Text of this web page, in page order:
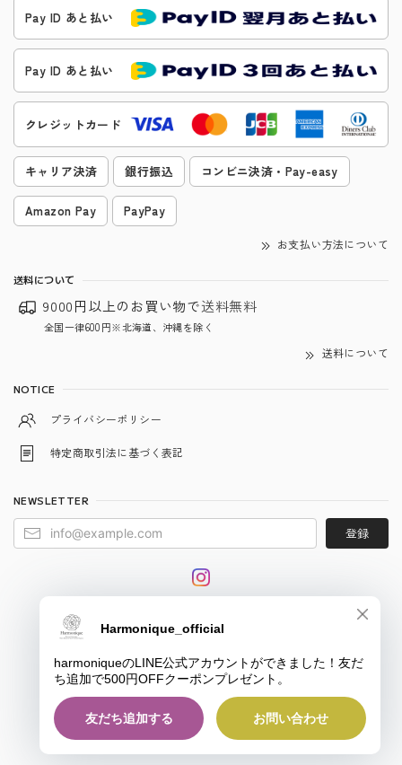
Pay ID あと払い
Pay ID あと払い
クレジットカード
キャリア決済 銀行振込 コンビニ決済・Pay-easy
Amazon Pay PayPay
お支払い方法について
送料について
9000円以上のお買い物で送料無料
全国一律600円※北海道、沖縄を除く
送料について
NOTICE
プライバシーポリシー
特定商取引法に基づく表記
NEWSLETTER
登録
© harmonique